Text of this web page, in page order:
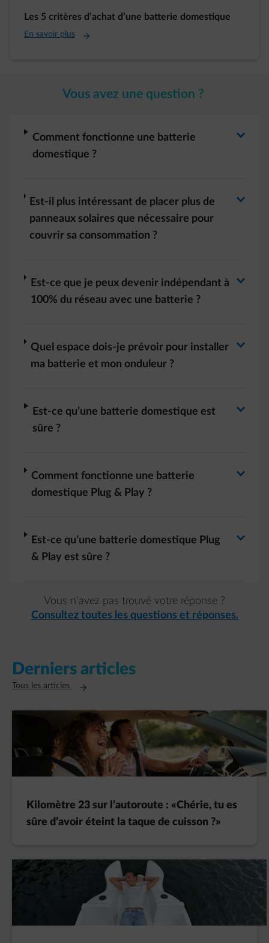
Les 5 critères d’achat d’une batterie domestique
En savoir plus
Vous avez une question ?
Comment fonctionne une batterie
domestique ?
arrow-right
Est-il plus intéressant de placer plus de
panneaux solaires que nécessaire pour
couvrir sa consommation ?
arrow-right
Est-ce que je peux devenir indépendant à
100% du réseau avec une batterie ?
arrow-right
Quel espace dois-je prévoir pour installer
ma batterie et mon onduleur ?
arrow-right
Est-ce qu’une batterie domestique est
sûre ?
arrow-right
Comment fonctionne une batterie
domestique Plug & Play ?
arrow-right
Est-ce qu’une batterie domestique Plug
& Play est sûre ?
arrow-right
Vous n'avez pas trouvé votre réponse ?
Consultez toutes les questions et réponses.
Derniers articles
Tous les articles Ouvre un nouvel onglet
Kilomètre 23 sur l’autoroute : «Chérie, tu es
sûre d’avoir éteint la taque de cuisson ?»